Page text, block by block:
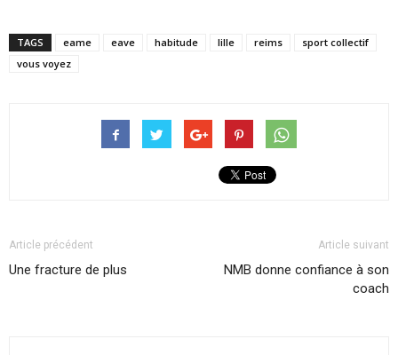
TAGS eame eave habitude lille reims
sport collectif
vous voyez
Article précédent
Une fracture de plus
Article suivant
NMB donne confiance à son
coach